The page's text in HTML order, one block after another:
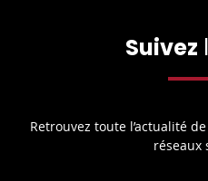
Suivez
Retrouvez toute l’actualité
réseaux